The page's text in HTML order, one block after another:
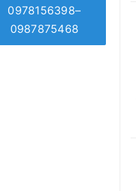
0978156398–
0987875468